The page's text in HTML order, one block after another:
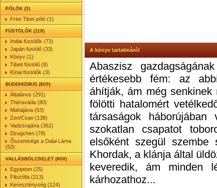
PÓLÓK (3)
Free Tibet póló (1)
FÜSTÖLŐK (118)
Indiai füstölők (73)
Japán füstölő (33)
Könyv (1)
Tibeti füstölő (8)
Kínai füstölők (3)
BUDDHIZMUS (809)
Általános (291)
Théraváda (80)
Mahájána (53)
Zen/Csan (138)
Vadzsrajána (362)
Dzogchen (78)
Őszentsége a Dalai Láma
(53)
VALLÁSBÖLCSELET (800)
Egyiptom (25)
Filozófia (213)
Kereszténység (124)
A könyv tartalmáról
Abaszisz
értékesebb fém: az
áhítják, ám még
fölötti hatalomért
társaságok
szokatlan csapatot
elsőként szegül szembe
Khordak, a klánja által
keveredik, ám minden
kárhozathoz...